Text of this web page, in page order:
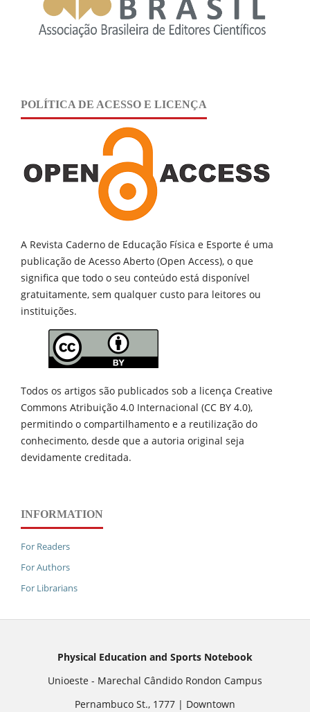
POLÍTICA DE ACESSO E LICENÇA
A Revista Caderno de Educação Física e Esporte é uma
publicação de Acesso Aberto (Open Access), o que
significa que todo o seu conteúdo está disponível
gratuitamente, sem qualquer custo para leitores ou
instituições.
Todos os artigos são publicados sob a licença Creative
Commons Atribuição 4.0 Internacional (CC BY 4.0),
permitindo o compartilhamento e a reutilização do
conhecimento, desde que a autoria original seja
devidamente creditada.
INFORMATION
For Readers
For Authors
For Librarians
Physical Education and Sports Notebook
Unioeste - Marechal Cândido Rondon Campus
Pernambuco St., 1777 | Downtown